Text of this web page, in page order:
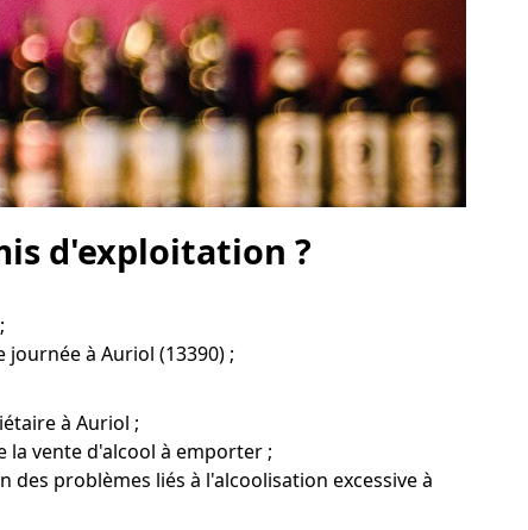
d'exploitation ?
à Auriol (13390) ;
à Auriol ;
la vente d'alcool à emporter ;
problèmes liés à l'alcoolisation excessive à